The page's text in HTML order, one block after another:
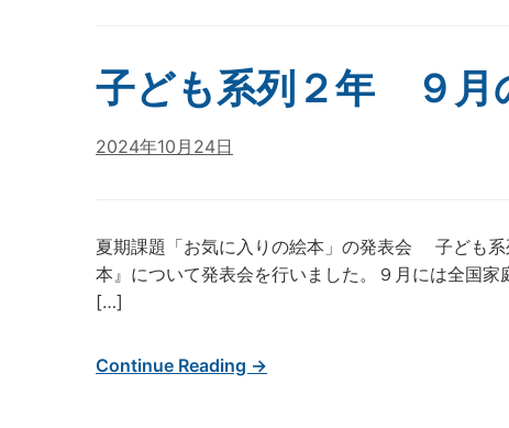
子ども系列２年 ９月
2024年10月24日
夏期課題「お気に入りの絵本」の発表会 子ども
本』について発表会を行いました。９月には全国
[…]
Continue Reading →